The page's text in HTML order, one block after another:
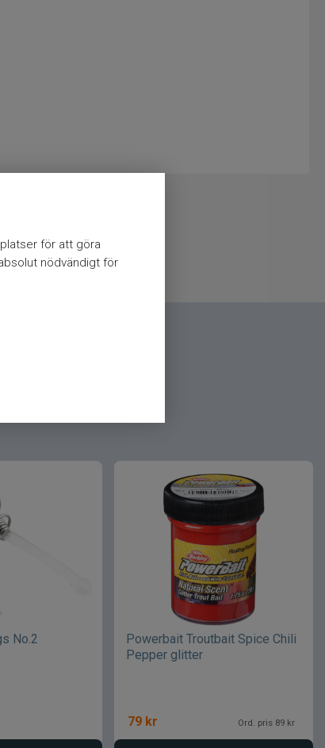
för att göra
nödvändigt för
No.2
Powerbait Troutbait Spice Chili
Pepper glitter
79 kr Ord. pris 89 kr